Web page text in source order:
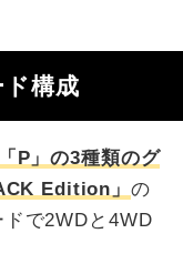
構成
P」の3種類のグ
Edition」 の
で2WDと4WD